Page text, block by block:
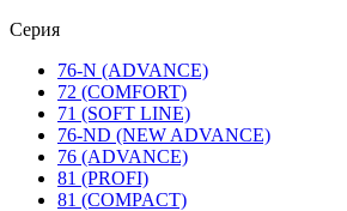
Серия
76-N (ADVANCE)
72 (COMFORT)
71 (SOFT LINE)
76-ND (NEW ADVANCE)
76 (ADVANCE)
81 (PROFI)
81 (COMPACT)